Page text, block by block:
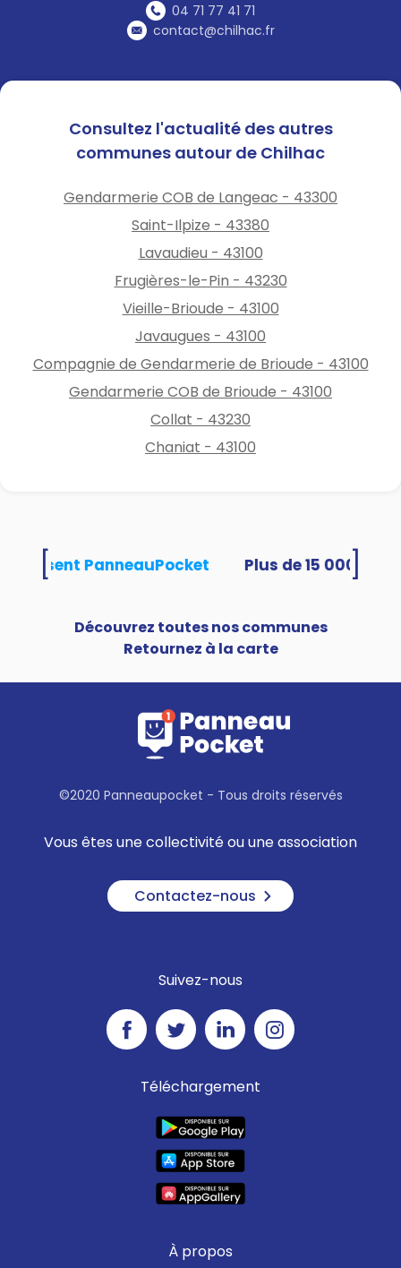
04 71 77 41 71
contact@chilhac.fr
Consultez l'actualité des autres
communes autour de Chilhac
Gendarmerie COB de Langeac - 43300
Saint-Ilpize - 43380
Lavaudieu - 43100
Frugières-le-Pin - 43230
Vieille-Brioude - 43100
Javaugues - 43100
Compagnie de Gendarmerie de Brioude - 43100
Gendarmerie COB de Brioude - 43100
Collat - 43230
Chaniat - 43100
PanneauPocket
Découvrez toutes nos communes
Retournez à la carte
©2020 Panneaupocket - Tous droits réservés
Vous êtes une collectivité ou une association
Contactez-nous
Suivez-nous
Téléchargement
À propos